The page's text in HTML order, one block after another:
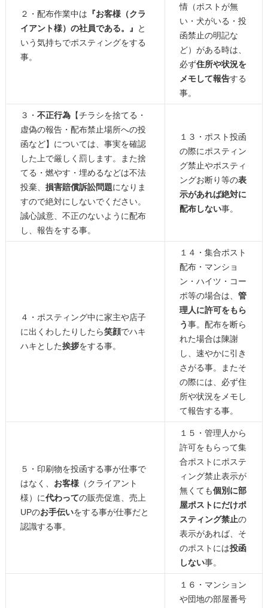
２・配布作業中は 『お客様（クラ
イアント様）の社員である。』
と
いう気持ちでポスティングをする
事。
情（ポストが無
い・犬がいる・投
函禁止の明記な
ど）がある時は、
必ず住所や状況を
メモして報告する
事。
３・ 不正行為【チラシを捨てる・
虚偽の報告・配布禁止場所への投
函など】については、事実を確認
した上で厳しく罰します。また捨
てる・燃やす・埋めるなどは不法
投棄、 損害賠償訴訟問題になりま
すので絶対にしないでください。
誠心誠意、不正のないように配布
し、報告をする事。
１３・ポスト投函
の際にポスティン
グ禁止やポスティ
ングお断り等の表
示があれば絶対に
配布しない事。
４・ポスティング中に家主や店子
に出くわしたりしたら笑顔でハキ
ハキとした挨拶をする事。
１４・集合ポスト
配布・マンショ
ン・ハイツ・コー
ポ等の場合は、 管
理人に許可をもら
う事。配布を断ら
れた場合は陳謝
し、速やかに引き
さがる事。またそ
の際には、必ず住
所や状況をメモし
て報告する事。
５・印刷物を投函する事が仕事で
はなく、 お客様（クライアント
様）に代わっての販売促進、売上
UPのお手伝いをする事が仕事だと
認識する事。
１５・管理人から
許可をもらって集
合ポストにポステ
ィング禁止表示が
無くても個別に部
屋ポストにだけポ
スティング禁止の
表示があれば、そ
のポストには投函
しない事。
１６・マンション
や団地の部屋番号